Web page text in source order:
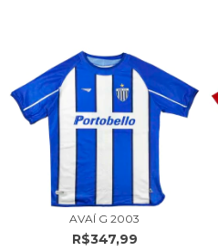
AVAÍ G 2003
R$347,99